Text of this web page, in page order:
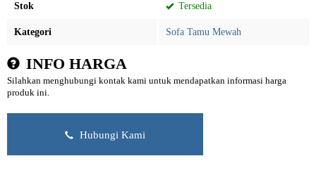
Stok Tersedia
Kategori Sofa Tamu Mewah
INFO HARGA
Silahkan menghubungi kontak kami untuk mendapatkan informasi harga
produk ini.
Hubungi Kami